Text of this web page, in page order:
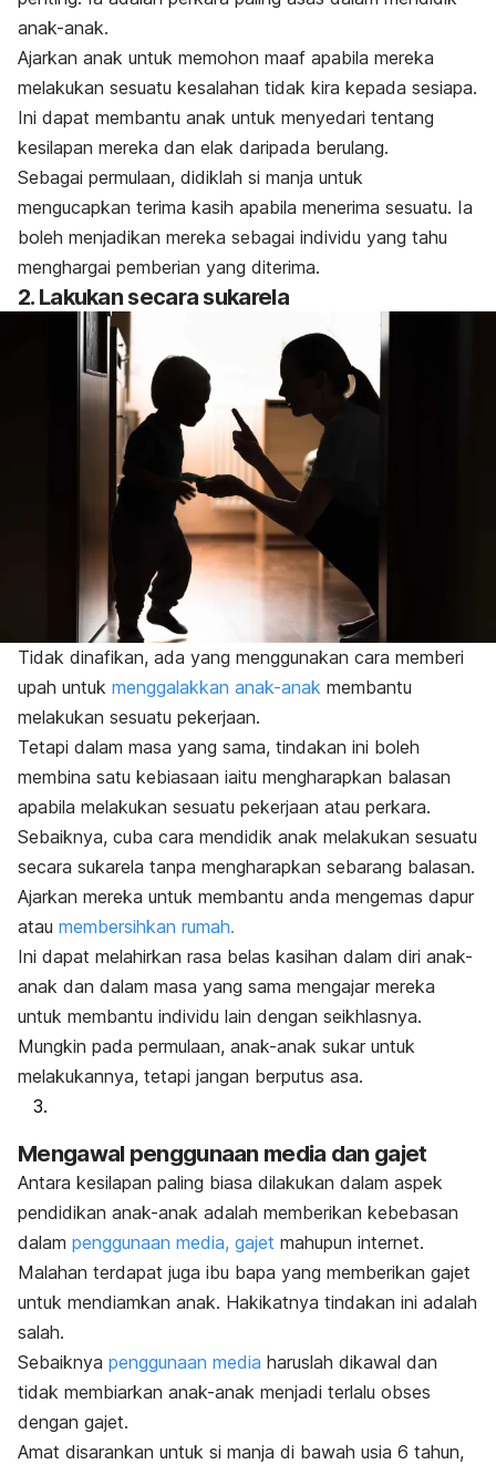
anak-anak.
Ajarkan anak untuk memohon maaf apabila mereka
melakukan sesuatu kesalahan tidak kira kepada sesiapa.
Ini dapat membantu anak untuk menyedari tentang
kesilapan mereka dan elak daripada berulang.
Sebagai permulaan, didiklah si manja untuk
mengucapkan terima kasih apabila menerima sesuatu. Ia
boleh menjadikan mereka sebagai individu yang tahu
menghargai pemberian yang diterima.
2. Lakukan secara sukarela
Tidak dinafikan, ada yang menggunakan cara memberi
upah untuk menggalakkan anak-anak membantu
melakukan sesuatu pekerjaan.
Tetapi dalam masa yang sama, tindakan ini boleh
membina satu kebiasaan iaitu mengharapkan balasan
apabila melakukan sesuatu pekerjaan atau perkara.
Sebaiknya, cuba cara mendidik anak melakukan sesuatu
secara sukarela tanpa mengharapkan sebarang balasan.
Ajarkan mereka untuk membantu anda mengemas dapur
atau membersihkan rumah.
Ini dapat melahirkan rasa belas kasihan dalam diri anak-
anak dan dalam masa yang sama mengajar mereka
untuk membantu individu lain dengan seikhlasnya.
Mungkin pada permulaan, anak-anak sukar untuk
melakukannya, tetapi jangan berputus asa.
Mengawal penggunaan media dan gajet
Antara kesilapan paling biasa dilakukan dalam aspek
pendidikan anak-anak adalah memberikan kebebasan
dalam penggunaan media, gajet mahupun internet.
Malahan terdapat juga ibu bapa yang memberikan gajet
untuk mendiamkan anak. Hakikatnya tindakan ini adalah
salah.
Sebaiknya penggunaan media haruslah dikawal dan
tidak membiarkan anak-anak menjadi terlalu obses
dengan gajet.
Amat disarankan untuk si manja di bawah usia 6 tahun,